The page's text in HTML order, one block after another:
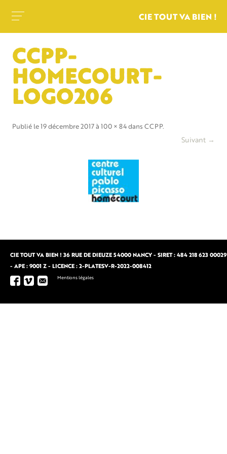
CCPP-
HOMECOURT-
LOGO206
Publié le 19 décembre 2017 à 100 × 84 dans CCPP.
Suivant →
CIE TOUT VA BIEN ! 36 RUE DE DIEUZE 54000 NANCY - SIRET : 484 218 623 00029
- APE : 9001 Z - LICENCE : 2-PLATESV-R-2022-008412
Mentions légales
CIE TOUT VA BIEN !